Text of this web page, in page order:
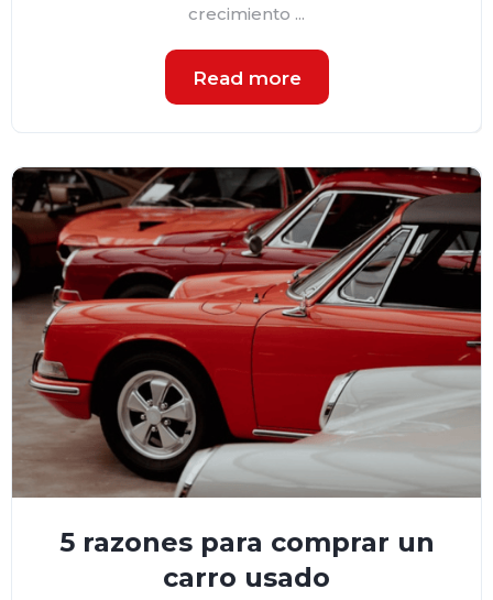
crecimiento ...
Read more
5 razones para comprar un
carro usado